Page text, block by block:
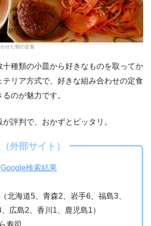
せた朝の定食
十種類の小皿から好きなものを取ってか
テリア方式で、好きな組み合わせの定食
のが魅力です。
評判で、おかずとピッタリ。
外部サイト）
Google検索結果
北海道5、青森2、岩手6、福島3、
広島2、香川1、鹿児島1）
寿司